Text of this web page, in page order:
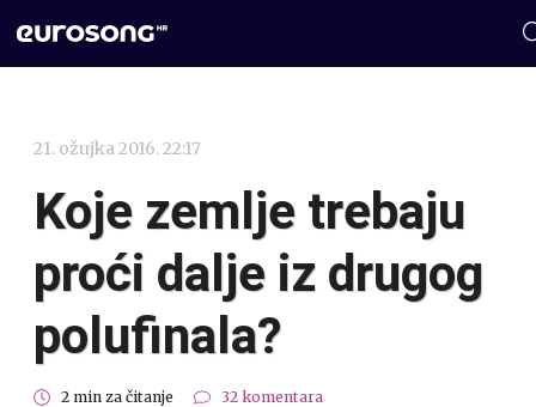
21. ožujka 2016. 22:17
Koje zemlje trebaju
proći dalje iz drugog
polufinala?
2 min za čitanje 32 komentara